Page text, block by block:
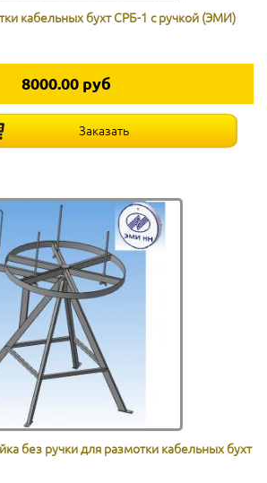
кабельных бухт СРБ-1 с ручкой (ЭМИ)
8000.00 руб
без ручки для размотки кабельных бухт